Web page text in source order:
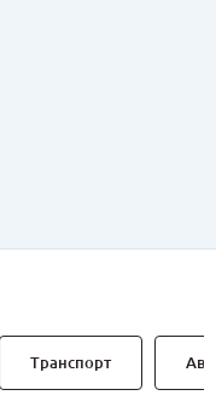
Транспорт